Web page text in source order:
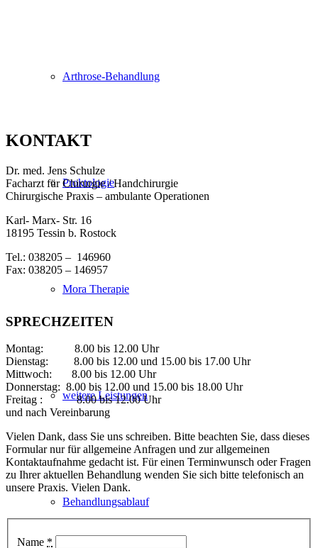
Arthrose-Behandlung
Proktologie
Mora Therapie
weitere Leistungen
Behandlungsablauf
KONTAKT
Dr. med. Jens Schulze
Facharzt für Chirurgie / Handchirurgie
Chirurgische Praxis – ambulante Operationen
Karl- Marx- Str. 16
18195 Tessin b. Rostock
Tel.: 038205 – 146960
Fax: 038205 – 146957
SPRECHZEITEN
Montag: 8.00 bis 12.00 Uhr
Dienstag: 8.00 bis 12.00 und 15.00 bis 17.00 Uhr
Mittwoch: 8.00 bis 12.00 Uhr
Donnerstag: 8.00 bis 12.00 und 15.00 bis 18.00 Uhr
Freitag : 8.00 bis 12.00 Uhr
und nach Vereinbarung
Vielen Dank, dass Sie uns schreiben. Bitte beachten Sie, dass dieses
Formular nur für allgemeine Anfragen und zur allgemeinen
Kontaktaufnahme gedacht ist. Für einen Terminwunsch oder Fragen
zu Ihrer aktuellen Behandlung wenden Sie sich bitte telefonisch an
unsere Praxis. Vielen Dank.
Name *